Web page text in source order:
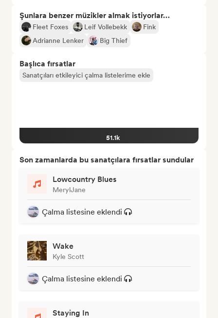
Şunlara benzer müzikler almak istiyorlar…
Fleet Foxes Leif Vollebekk
Fink
Adrianne Lenker
Big Thief
Başlıca fırsatlar
Sanatçıları etkileyici çalma listelerime ekle
51.1k
Son zamanlarda bu sanatçılara fırsatlar sundular
Lowcountry Blues
MerylJane
Çalma listesine eklendi
Wake
Kyle Scott
Çalma listesine eklendi
Staying In